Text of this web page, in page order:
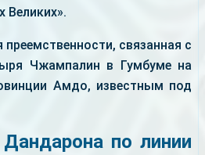
Великих».
связанная с
Чжампалин в Гумбуме на
Амдо, известным под
по линии